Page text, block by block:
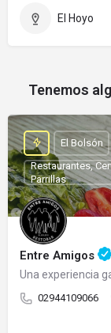
El Hoyo
Tenemos
Entre Amigos
02944109066
El Bolsón
Restaurantes,
Parrillas